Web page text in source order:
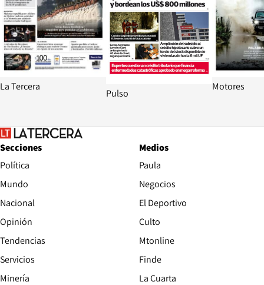
La Tercera
Pulso
Motores
Secciones
Política
Mundo
Nacional
Opinión
Tendencias
Servicios
Minería
Medios
Paula
Negocios
El Deportivo
Culto
Mtonline
Finde
La Cuarta